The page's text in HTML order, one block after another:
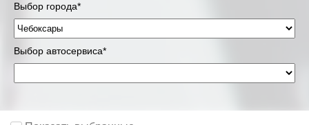
Выбор города*
Выбор автосервиса*